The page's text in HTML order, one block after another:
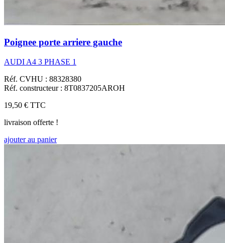
Poignee porte arriere gauche
AUDI A4 3 PHASE 1
Réf. CVHU : 88328380
Réf. constructeur : 8T0837205AROH
19,50 € TTC
livraison offerte !
ajouter au panier